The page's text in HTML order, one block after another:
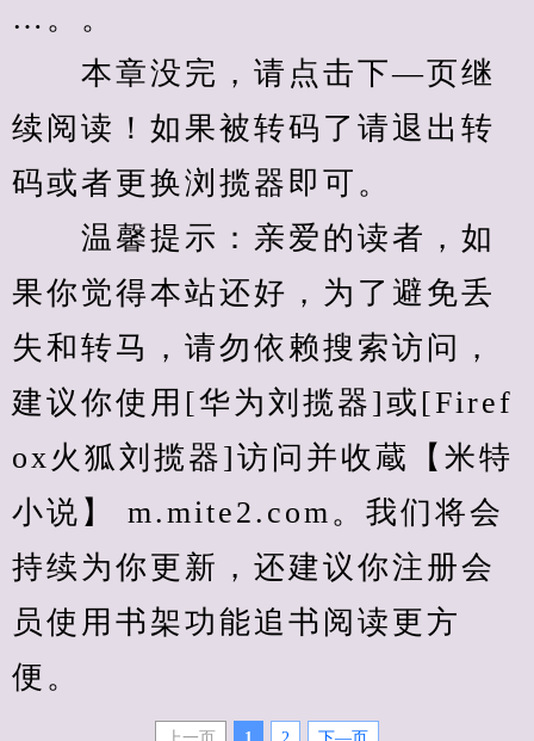
…。。
本章没完，请点击下—页继
续阅读！如果被转码了请退出转
码或者更换浏揽器即可。
温馨提示：亲爱的读者，如
果你觉得本站还好，为了避免丢
失和转马，请勿依赖搜索访问，
建议你使用[华为刘揽器]或[Firef
ox火狐刘揽器]访问并收蔵【米特
小说】 m.mite2.com。我们将会
持续为你更新，还建议你注册会
员使用书架功能追书阅读更方
便。